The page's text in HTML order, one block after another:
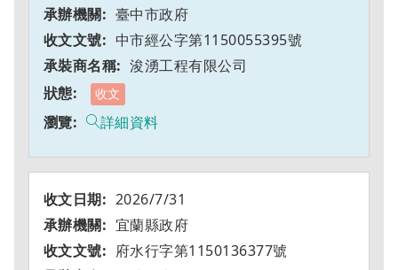
臺中市政府
中市經公字第1150055395號
浚湧工程有限公司
收文
詳細資料
2026/7/31
宜蘭縣政府
府水行字第1150136377號